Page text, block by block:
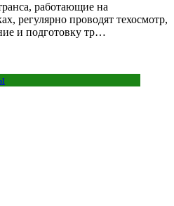
работающие на
регулярно проводят техосмотр,
и подготовку тр…